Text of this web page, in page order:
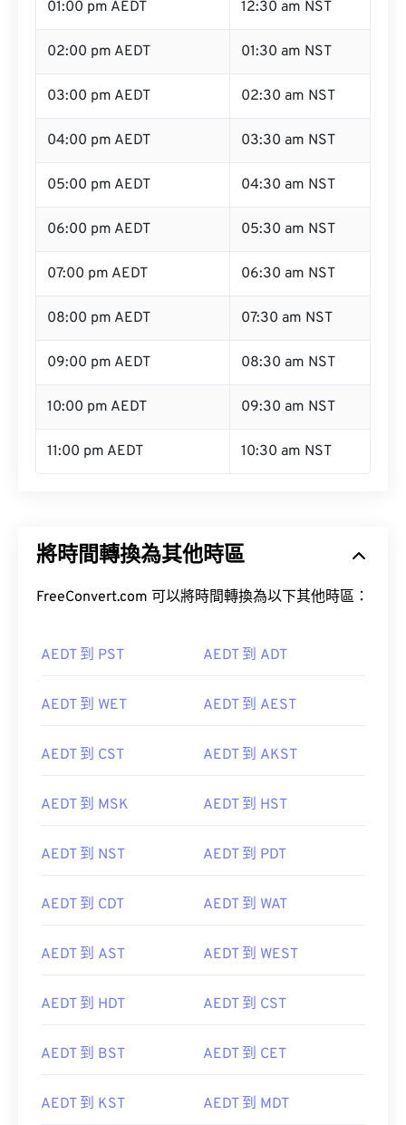
01:00 pm AEDT 12:30 am NST
02:00 pm AEDT 01:30 am NST
03:00 pm AEDT 02:30 am NST
04:00 pm AEDT 03:30 am NST
05:00 pm AEDT 04:30 am NST
06:00 pm AEDT 05:30 am NST
07:00 pm AEDT 06:30 am NST
08:00 pm AEDT 07:30 am NST
09:00 pm AEDT 08:30 am NST
10:00 pm AEDT 09:30 am NST
11:00 pm AEDT 10:30 am NST
將時間轉換為其他時區
FreeConvert.com 可以將時間轉換為以下其他時區：
AEDT 到 PST AEDT 到 ADT
AEDT 到 WET AEDT 到 AEST
AEDT 到 CST AEDT 到 AKST
AEDT 到 MSK AEDT 到 HST
AEDT 到 NST AEDT 到 PDT
AEDT 到 CDT AEDT 到 WAT
AEDT 到 AST AEDT 到 WEST
AEDT 到 HDT AEDT 到 CST
AEDT 到 BST AEDT 到 CET
AEDT 到 KST AEDT 到 MDT